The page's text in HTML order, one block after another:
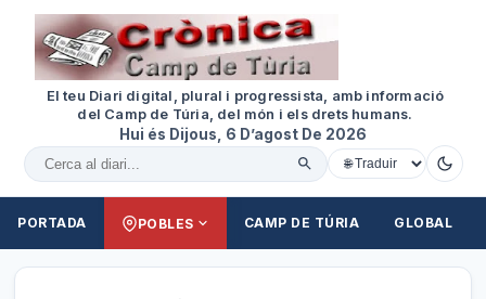
El teu Diari digital, plural i progressista, amb informació
del Camp de Túria, del món i els drets humans.
Hui és Dijous, 6 D’agost De 2026
Cercar al diari
PORTADA POBLES CAMP DE TÚRIA GLOBAL